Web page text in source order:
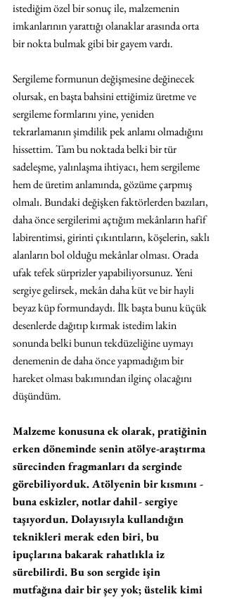
istediğim özel bir sonuç ile, malzemenin
imkanlarının yarattığı olanaklar arasında orta
bir nokta bulmak gibi bir gayem vardı.
Sergileme formunun değişmesine değinecek
olursak, en başta bahsini ettiğimiz üretme ve
sergileme formlarını yine, yeniden
tekrarlamanın şimdilik pek anlamı olmadığını
hissettim. Tam bu noktada belki bir tür
sadeleşme, yalınlaşma ihtiyacı, hem sergileme
hem de üretim anlamında, gözüme çarpmış
olmalı. Bundaki değişken faktörlerden bazıları,
daha önce sergilerimi açtığım mekânların hafif
labirentimsi, girinti çıkıntıların, köşelerin, saklı
alanların bol olduğu mekânlar olması. Orada
ufak tefek sürprizler yapabiliyorsunuz. Yeni
sergiye gelirsek, mekân daha küt ve bir hayli
beyaz küp formundaydı. İlk başta bunu küçük
desenlerde dağıtıp kırmak istedim lakin
sonunda belki bunun tekdüzeliğine uymayı
denemenin de daha önce yapmadığım bir
hareket olması bakımından ilginç olacağını
düşündüm.
Malzeme konusuna ek olarak, pratiğinin
erken döneminde senin atölye-araştırma
sürecinden fragmanları da serginde
görebiliyorduk. Atölyenin bir kısmını -
buna eskizler, notlar dahil- sergiye
taşıyordun. Dolayısıyla kullandığın
teknikleri merak eden biri, bu
ipuçlarına bakarak rahatlıkla iz
sürebilirdi. Bu son sergide işin
mutfağına dair bir şey yok; üstelik kimi